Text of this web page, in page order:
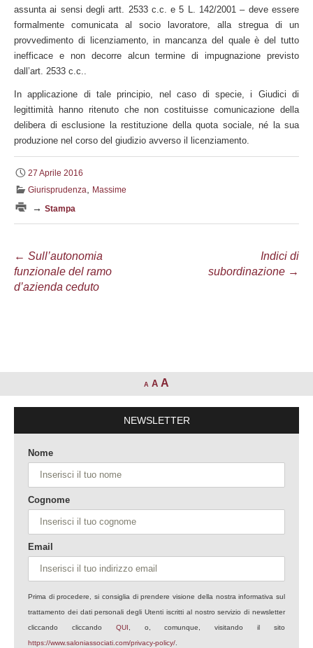
assunta ai sensi degli artt. 2533 c.c. e 5 L. 142/2001 – deve essere
formalmente comunicata al socio lavoratore, alla stregua di un
provvedimento di licenziamento, in mancanza del quale è del tutto
inefficace e non decorre alcun termine di impugnazione previsto
dall’art. 2533 c.c..
In applicazione di tale principio, nel caso di specie, i Giudici di
legittimità hanno ritenuto che non costituisse comunicazione della
delibera di esclusione la restituzione della quota sociale, né la sua
produzione nel corso del giudizio avverso il licenziamento.
27 Aprile 2016
Giurisprudenza
Massime
→ Stampa
Navigazione
articolo
← Sull’autonomia
funzionale del ramo
d’azienda ceduto
Indici di
subordinazione →
A A A
NEWSLETTER
Nome
Cognome
Email
Prima di procedere, si consiglia di prendere visione della nostra informativa sul
trattamento dei dati personali degli Utenti iscritti al nostro servizio di newsletter
cliccando cliccando QUI , o, comunque, visitando il sito
https://www.saloniassociati.com/privacy-policy/